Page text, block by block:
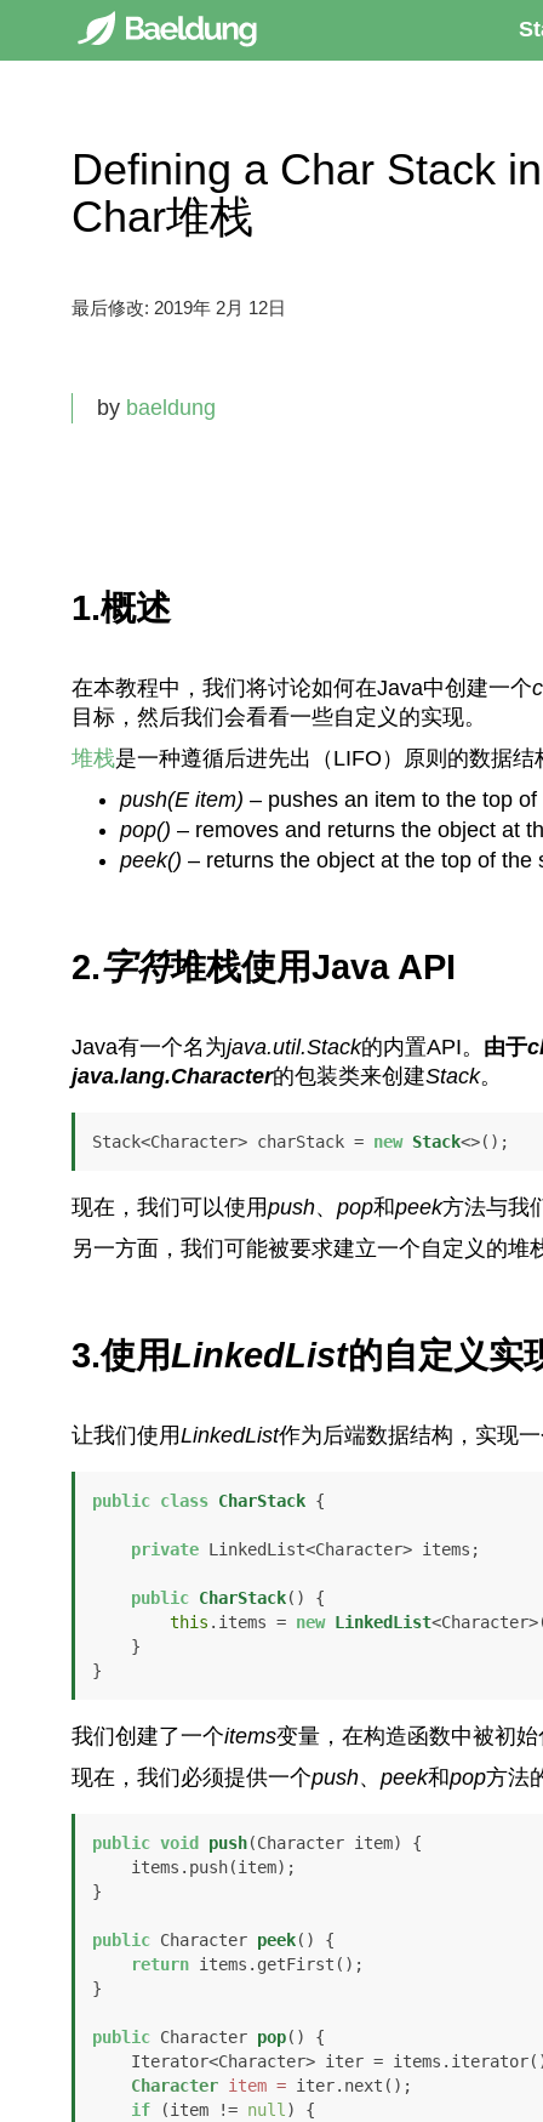
Defining a Char Stack
Char堆栈
最后修改: 2019年 2月 12日
by baeldung
1.概述
在本教程中，我们将讨论如何在Java中创建一个
目标，然后我们会看看一些自定义的实现。
堆栈是一种遵循后进先出（LIFO）原则的数据
push(E item) – pushes an item to the top of
pop() – removes and returns the object at
peek() – returns the object at the top of the
2.字符堆栈使用Java API
Java有一个名为java.util.Stack的内置API。 由于
java.lang.Character的包装类来创建Stack。
Stack<Character> charStack = new Stack<>();
现在，我们可以使用push、 pop和peek方法与我
另一方面，我们可能被要求建立一个自定义的
3.使用LinkedList的自定义实
让我们使用LinkedList作为后端数据结构，实现
public class CharStack {
private LinkedList<Character> items;
public CharStack()
{
this .items = new LinkedList
}
我们创建了一个items变量，在构造函数中被初始
现在，我们必须提供一个push、 peek和pop方法
public void push(Character item)
{
}
public Character peek()
{
return items.getFirst();
}
public Character pop()
{
Character item = iter.next();
if (item != null ) {